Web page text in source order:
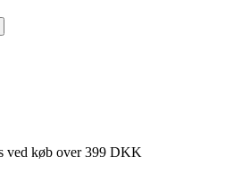
ved køb over 399 DKK